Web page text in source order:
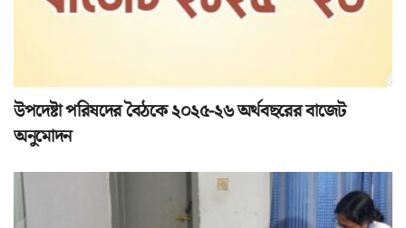
উপদেষ্টা পরিষদের বৈঠকে ২০২৫-২৬ অর্থবছরের বাজেট
অনুমোদন